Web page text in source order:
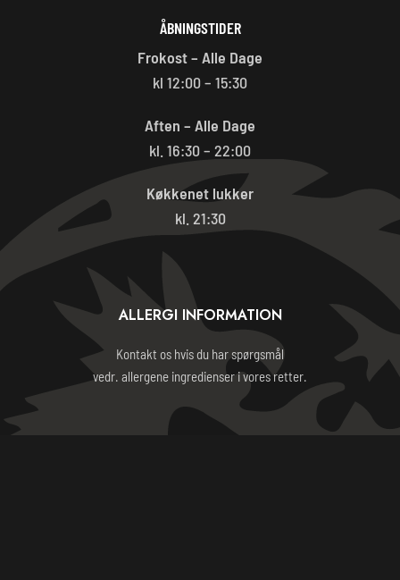
ÅBNINGSTIDER
Frokost – Alle Dage
kl 12:00 – 15:30
Aften – Alle Dage
kl. 16:30 – 22:00
Køkkenet lukker
kl. 21:30
ALLERGI INFORMATION
Kontakt os hvis du har spørgsmål
vedr. allergene ingredienser i vores retter.